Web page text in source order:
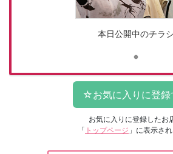
本日公開中のチラシ
お気に入りに登録したお
「 トップページ 」に表示され